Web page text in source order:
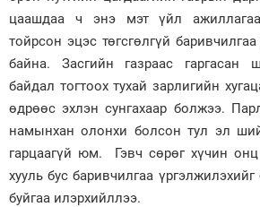
цаашдаа ч энэ мэт үйл
тойрсон эцэс төгсгөлгүй
байна. Засгийн газраас гаргасан
байдал тогтоох тухай зарлигийн
өдрөөс эхлэн сунгахаар болжээ.
намынхан олонхи болсон тул эл
гарцаагүй юм. Гэвч сөрөг хүчин
хууль бус баривчилгаа
буйгаа илэрхийллээ.